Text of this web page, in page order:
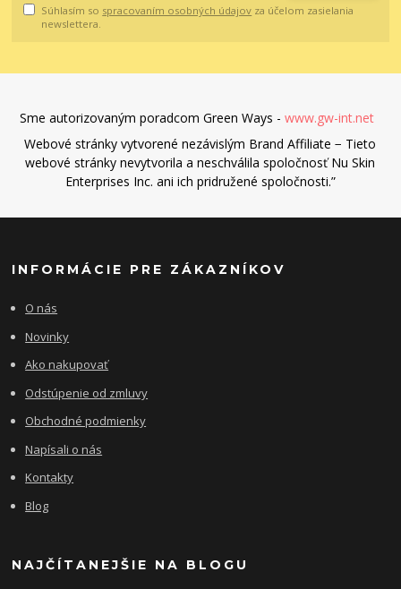
Súhlasím so spracovaním osobných údajov za účelom zasielania
newslettera.
Sme autorizovaným poradcom Green Ways - www.gw-int.net
Webové stránky vytvorené nezávislým Brand Affiliate − Tieto
webové stránky nevytvorila a neschválila spoločnosť Nu Skin
Enterprises Inc. ani ich pridružené spoločnosti.”
INFORMÁCIE PRE ZÁKAZNÍKOV
O nás
Novinky
Ako nakupovať
Odstúpenie od zmluvy
Obchodné podmienky
Napísali o nás
Kontakty
Blog
NAJČÍTANEJŠIE NA BLOGU